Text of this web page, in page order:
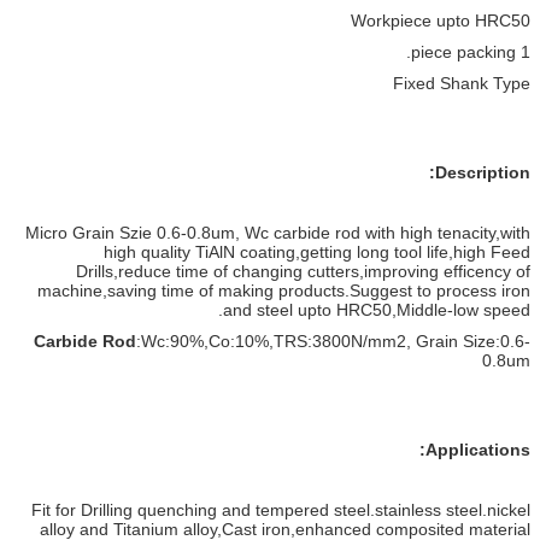
Workpiece upto HRC50
1 piece packing.
Fixed Shank Type
Description:
Micro Grain Szie 0.6-0.8um, Wc carbide rod with high tenacity,with
high quality TiAlN coating,getting long tool life,high Feed
Drills,reduce time of changing cutters,improving efficency of
machine,saving time of making products.Suggest to process iron
and steel upto HRC50,Middle-low speed.
Carbide Rod:Wc:90%,Co:10%,TRS:3800N/mm2, Grain Size:0.6-
0.8um
Applications:
Fit for Drilling quenching and tempered steel.stainless steel.nickel
alloy and Titanium alloy,Cast iron,enhanced composited material